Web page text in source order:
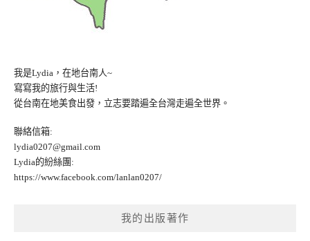
我是Lydia，在地台南人~
寫寫我的旅行與生活!
從台南在地美食出發，立志要踏遍全台灣走遍全世界。
聯絡信箱:
lydia0207@gmail.com
Lydia的紛絲團:
https://www.facebook.com/lanlan0207/
我的出版著作